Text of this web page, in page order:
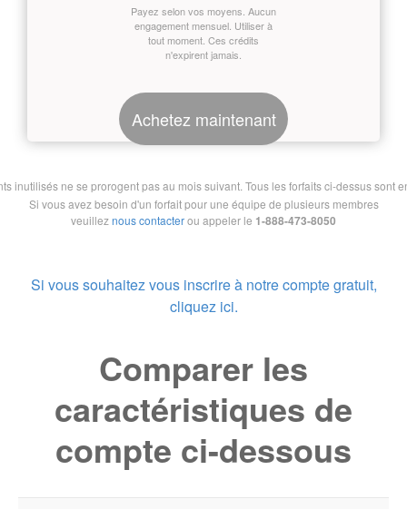
Payez selon vos moyens. Aucun
engagement mensuel. Utiliser à
tout moment. Ces crédits
n'expirent jamais.
Achetez maintenant
inutilisés ne se prorogent pas au mois suivant. Tous les forfaits ci-dessus sont
Si vous avez besoin d'un forfait pour une équipe de plusieurs membres
veuilleznous contacterou appeler le 1-888-473-8050
Si vous souhaitez vous inscrire à notre compte gratuit,
cliquez ici.
Comparer les
caractéristiques de
compte ci-dessous